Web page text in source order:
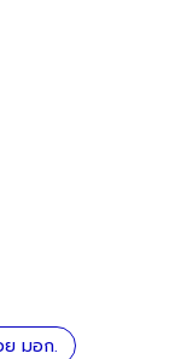
ย มอก.